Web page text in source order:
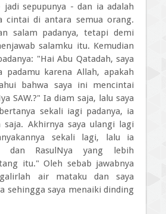
sepupunya - dan ia adalah
cintai di antara semua orang.
salam padanya, tetapi demi
salamku itu. Kemudian
"Hai Abu Qatadah, saya
padamu karena Allah, apakah
bahwa saya ini mencintai
SAW.?" Ia diam saja, lalu saya
sekali iagi padanya, ia
saja. Akhirnya saya ulangi lagi
sekali lagi, lalu ia
dan RasulNya yang lebih
itu." Oleh sebab jawabnya
air mataku dan saya
sehingga saya menaiki dinding